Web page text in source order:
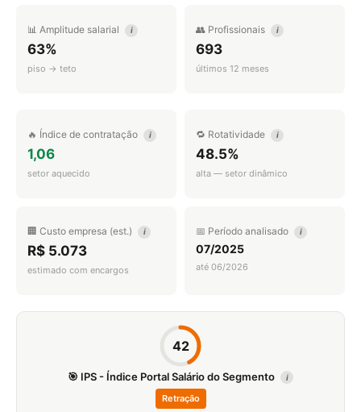
📊 Amplitude salarial i
63%
piso → teto
👥 Profissionais i
693
últimos 12 meses
🔥 Índice de contratação i
1,06
setor aquecido
🔁 Rotatividade i
48.5%
alta — setor dinâmico
🏢 Custo empresa (est.) i
R$ 5.073
estimado com encargos
📅 Período analisado i
07/2025
até 06/2026
42
🎯 IPS - Índice Portal Salário do Segmento i
Retração